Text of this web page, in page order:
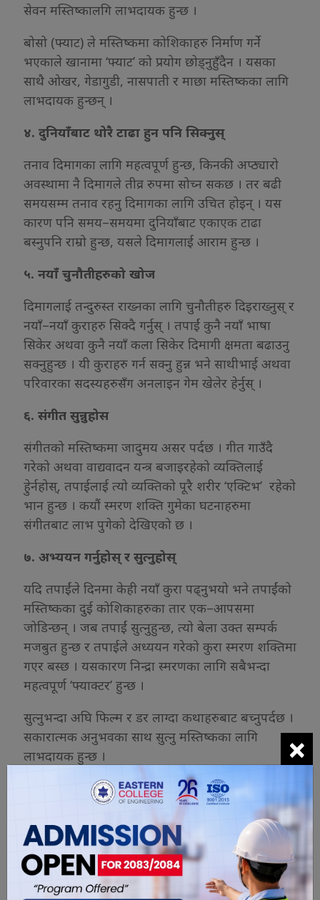
सेवन मस्तिष्कालगि लाभदायक हुन्छ ।
बोसो (फ्याट) ले मस्तिष्कमा कोशिकाहरु निर्माण गर्ने
भएकाले खानामा ‘फ्याट’ को प्रयोग छोड्नुहुँदैन । यसका
साथै ओखर, गेडागुडी, नासपाती र माछा मस्तिष्कका लागि
लाभदायक हुन्छन् ।
४. दुनियाँबाट थोरै टाढा हुन पनि सिक्नुस्
तनाव दिमागका लागि महत्वपूर्ण हुन्छ, किनकी अप्ठ्यारो
अवस्थामा नै दिमागले तीव्र रुपमा सोच्न सकछ । तर बढी
समयसम्म तनाव रहनु दिमागका लागि उचित होइन् । यस
कारण पनि समय–समयमा दुनियाँबाट एकाएक टाढा
बस्नुपनि राम्रो हुन्छ, यसले दिमागलाई आराम हुन्छ ।
५. नयाँ चुनौतीहरुको खोज
दिमागलाई तन्दुरुस्त राख्नका लागि चुनौतीहरु दिइराख्नुस् र
नयाँ–नयाँ कुराहरु सिक्दै गर्नुस् । तपाईं कुनै नयाँ भाषा
सिकेर अथवा कुनै नयाँ कला सिकेर दिमागी क्षमता बढाउनु
सक्नुहुन्छ । यी कुराहरु गर्न सक्नु हुन्न भने साथीभाई अथवा
परिवारका सदस्यहरुसँग अनलाइन गेम खेलेर हेर्नुस् ।
६. संगीत सुन्नुहोस
संगीतको मस्तिष्कमा जादुमय असर पर्दछ । गीत गाउँदै
गरेको अथवा वाद्यवादन यन्त्र बजाइरहेको व्यक्तिलाई
हेुर्नहोस्, तपाईलाई त्यो व्यक्तिको पूरै शरीर ‘एक्टिभ’ रहेको
भान हुन्छ । कयौं स्मरण शक्ति गुमेका घटनाहरुमा
संगीतबाट लाभ पुगेको देखिएको छ ।
७. अभ्ययन गर्नुहोस् र सुत्नुहोस्
यदि तपाईंले दिनमा केही नयाँ कुरा पढ्नुभयो भने तपाईंको
मस्तिष्कका दुई कोशिकाहरुका तार एक–आपसमा
जोडिन्छन् । जब तपाईं सुत्नुहुन्छ, त्यो बेला उक्त सम्पर्क
मजबुत हुन्छ र तपाईले अध्ययन गरेको कुरा स्मरण शक्तिमा
गएर बस्छ । यसकारण निन्द्रा स्मरणका लागि सबैभन्दा
महत्वपूर्ण ‘फ्याक्टर’ हुन्छ ।
सुत्नुभन्दा अघि फिल्म र डर लाग्दा कथाहरुबाट बच्नुपर्दछ ।
सकारात्मक अनुभवका साथ सुत्नु मस्तिष्कका लागि
लाभदायक हुन्छ ।
८. बिहान यसरी उठ्नुहोस्
तपाईंले बुझिसक्नु भयो– निन्द्रा अत्यन्तै महत्वपूर्ण छ । यदि
तपाईं पाँच घण्टाभन्दा कम सुत्नुहुन्छ भने मानसिक रूपमा
‘अलर्ट’ हुन सक्न्ुहुन्न् । १० घण्टाभन्दा बढी सुत्दापनि यही
अवस्था दोहोरिन्छ ।
×